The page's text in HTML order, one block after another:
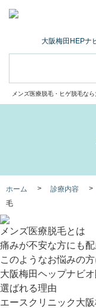
メンズ医療脱毛・ヒゲ脱毛な
大阪梅田HEPナ
ホーム 診療内容
毛
メンズ医療脱毛とは
痛みが不安な方にも
このようなお悩みの方
大阪梅田ヘップナビ
選ばれる理由
エースクリニック大